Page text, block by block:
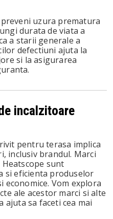
uzura prematura
durata de viata a
a starii generale a
defectiuni ajuta la
si la asigurarea
incalzitoare
pentru terasa implica
inclusiv brandul. Marci
sunt
si eficienta produselor
Vom explora
ale acestor marci si alte
sa faceti cea mai